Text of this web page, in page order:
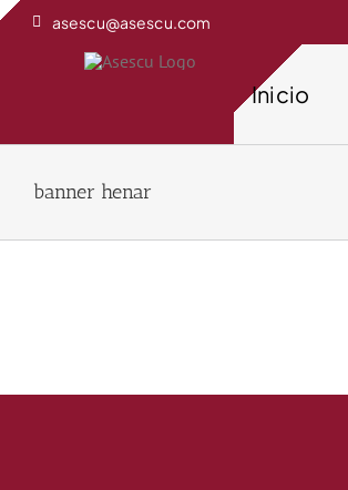
Saltar
asescu@asescu.com
Inicio
banner henar